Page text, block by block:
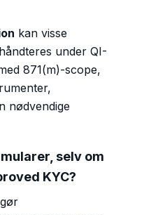
kan visse
under QI-
871(m)-scope,
nødvendige
selv om
KYC?
gør